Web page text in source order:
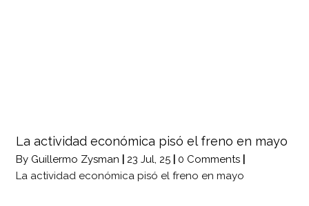
La actividad económica pisó el freno en mayo
By Guillermo Zysman 23 Jul, 25 0 Comments
La actividad económica pisó el freno en mayo